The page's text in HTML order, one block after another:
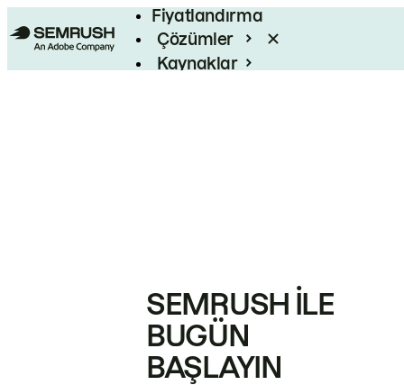
Fiyatlandırma
Çözümler
Kaynaklar
SEMRUSH ILE
BUGÜN
BAŞLAYIN